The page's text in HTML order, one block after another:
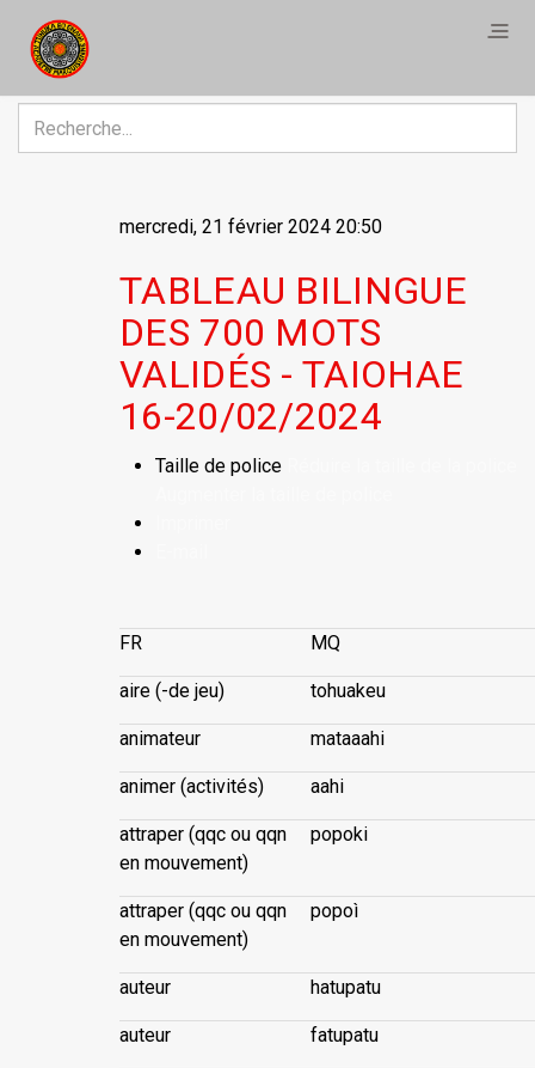
mercredi, 21 février 2024 20:50
TABLEAU BILINGUE
DES 700 MOTS
VALIDÉS - TAIOHAE
16-20/02/2024
Taille de police
FR MQ
aire (-de jeu) tohuakeu
animateur mataaahi
animer (activités) aahi
attraper (qqc ou qqn
en mouvement)
popoki
attraper (qqc ou qqn
en mouvement)
popoì
auteur hatupatu
auteur fatupatu